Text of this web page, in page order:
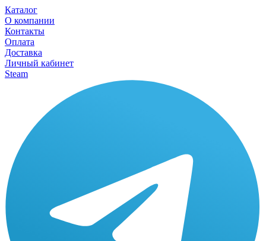
Каталог
О компании
Контакты
Оплата
Доставка
Личный кабинет
Steam